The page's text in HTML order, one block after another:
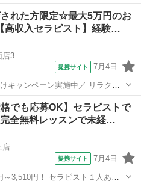
13:00~18:00/15:00~23:00 月/
火/水/木/金/土/日 などから選べます [...れた方限定☆最大5万円のお
高収入セラピスト】経験…
店3
提携サイト 7月4日
以降にご応募いただき、7月中に1
円をプレゼント！ さらに、
スト
格でも応募OK】セラピストで
全無料レッスンで未経…
店
提携サイト 7月4日